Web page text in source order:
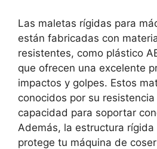
Las maletas rígidas para
están fabricadas con
resistentes, como plástico
que ofrecen una excelente
impactos y golpes. Estos
conocidos por su
capacidad para soportar
Además, la estructura
protege tu máquina de